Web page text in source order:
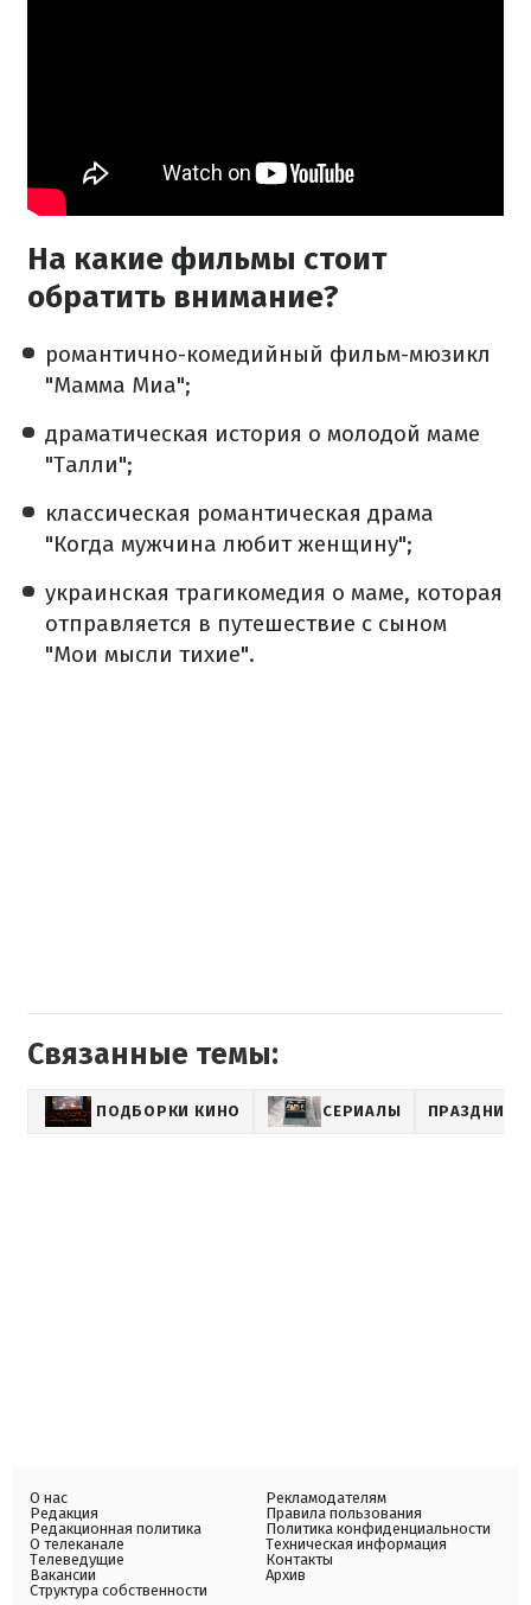
На какие фильмы стоит
обратить внимание?
романтично-комедийный фильм-мюзикл
"Мамма Миа";
драматическая история о молодой маме
"Талли";
классическая романтическая драма
"Когда мужчина любит женщину";
украинская трагикомедия о маме, которая
отправляется в путешествие с сыном
"Мои мысли тихие".
Связанные темы:
ПОДБОРКИ КИНО СЕРИАЛЫ ПРАЗДНИК
О нас
Редакция
Редакционная политика
О телеканале
Телеведущие
Вакансии
Структура собственности
Рекламодателям
Правила пользования
Политика конфиденциальности
Техническая информация
Контакты
Архив